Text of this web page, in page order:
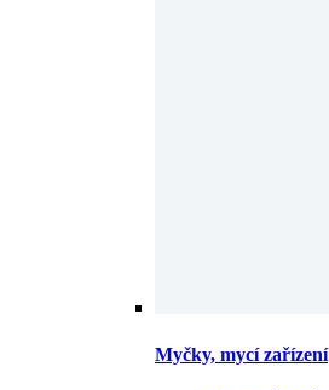
Myčky, mycí zařízení